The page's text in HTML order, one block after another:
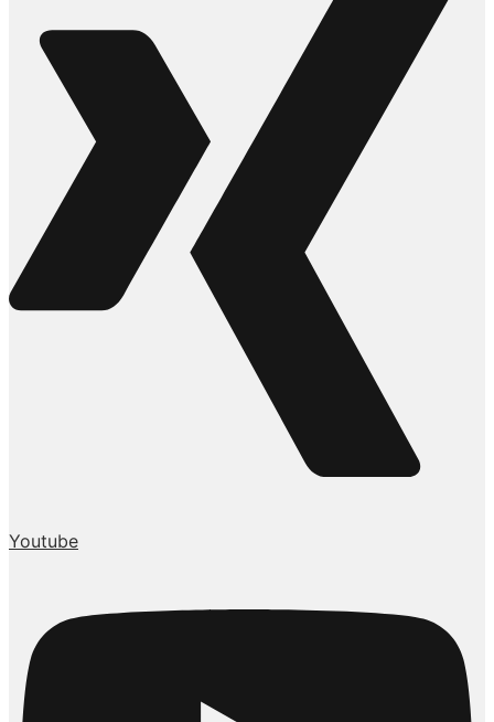
Youtube